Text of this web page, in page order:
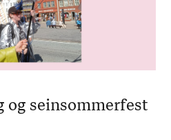
og seinsommerfest